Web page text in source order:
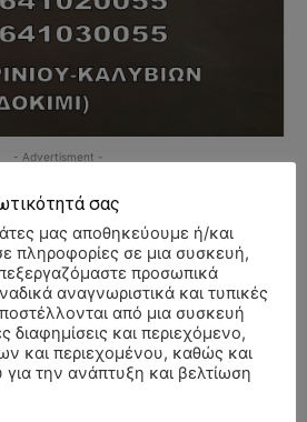
- Advertisment -
σας
μας αποθηκεύουμε ή/και
πληροφορίες σε μια συσκευή,
προσωπικά
αναγνωριστικά και τυπικές
από μια συσκευή
διαφημίσεις και περιεχόμενο,
και περιεχομένου, καθώς και
την ανάπτυξη και βελτίωση